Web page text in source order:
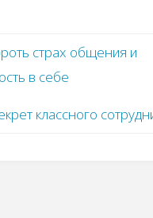
страх общения и
в себе
классного